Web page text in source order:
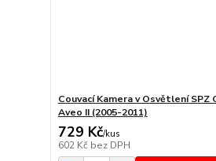
Couvací Kamera v Osvětlení SPZ
Aveo II (2005-2011)
729 Kč/kus
602 Kč bez DPH